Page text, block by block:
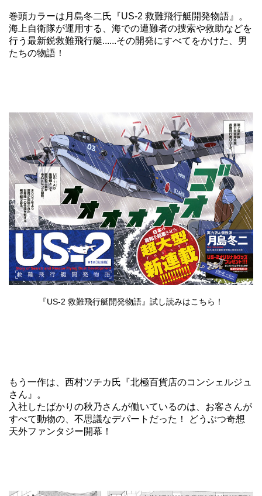
巻頭カラーは月島冬二氏『US-2 救難飛行艇開発物語』。
海上自衛隊が運用する、海での遭難者の捜索や救助などを
行う最新鋭救難飛行艇......その開発にすべてをかけた、男
たちの物語！
『US-2 救難飛行艇開発物語』試し読みはこちら！
もう一作は、西村ツチカ氏『北極百貨店のコンシェルジュ
さん』。
入社したばかりの秋乃さんが働いているのは、お客さんが
すべて動物の、不思議なデパートだった！ どうぶつ奇想
天外ファンタジー開幕！